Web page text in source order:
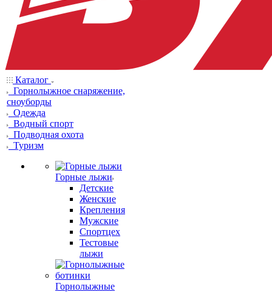
Каталог
Горнолыжное снаряжение,
сноуборды
Одежда
Водный спорт
Подводная охота
Туризм
Горные лыжи
Детские
Женские
Крепления
Мужские
Спортцех
Тестовые
лыжи
Горнолыжные